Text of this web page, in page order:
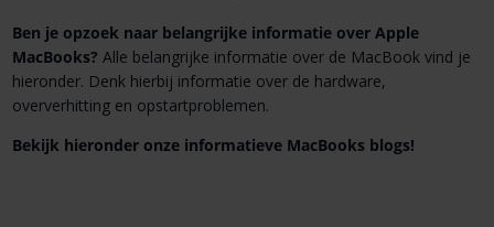
Ben je opzoek naar belangrijke informatie over Apple
MacBooks? Alle belangrijke informatie over de MacBook vind je
hieronder. Denk hierbij informatie over de hardware,
oververhitting en opstartproblemen.
Bekijk hieronder onze informatieve MacBooks blogs!